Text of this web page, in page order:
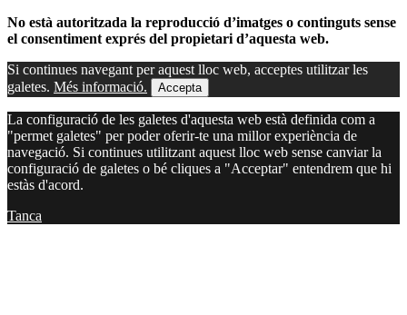
No està autoritzada la reproducció d’imatges o continguts sense
el consentiment exprés del propietari d’aquesta web.
Si continues navegant per aquest lloc web, acceptes utilitzar les
galetes. Més informació. Accepta
La configuració de les galetes d'aquesta web està definida com a
"permet galetes" per poder oferir-te una millor experiència de
navegació. Si continues utilitzant aquest lloc web sense canviar la
configuració de galetes o bé cliques a "Acceptar" entendrem que hi
estàs d'acord.
Tanca